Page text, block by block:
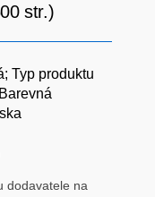
str.)
Typ produktu
dodavatele na